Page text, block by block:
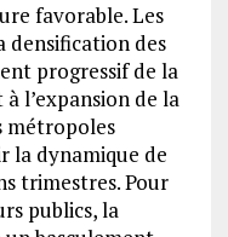
favorable. Les
densification des
progressif de la
l’expansion de la
métropoles
la dynamique de
trimestres. Pour
publics, la